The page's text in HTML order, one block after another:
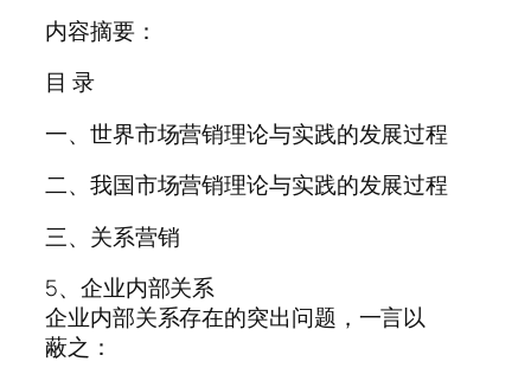
内容摘要：
目 录
一、世界市场营销理论与实践的发展过程
二、我国市场营销理论与实践的发展过程
三、关系营销
5、企业内部关系
企业内部关系存在的突出问题，一言以
蔽之：